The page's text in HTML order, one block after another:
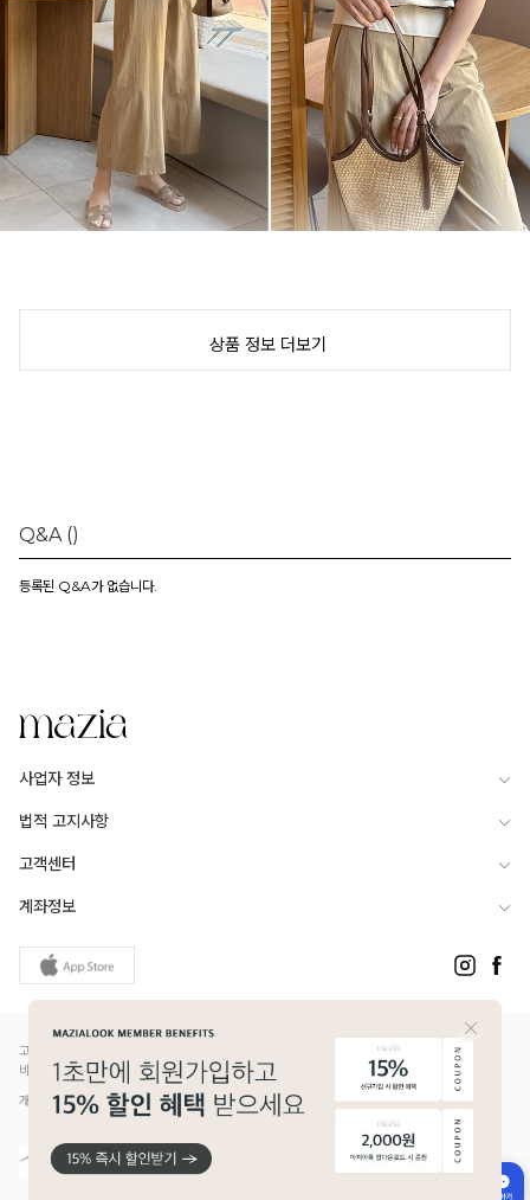
상품 정보 더보기
Q&A ()
등록된 Q&A가 없습니다.
사업자 정보
법적 고지사항
고객센터
계좌정보
고객님은 안전거래를 위해 현금 등으로 결제 시 저희 쇼핑몰에서 가입한 PG사의 구매안전서
비스를 이용하실 수 있습니다.
개인정보보호배상책임보험(Ⅱ) 가입 - 메리츠화재 증권번호 14610-1327